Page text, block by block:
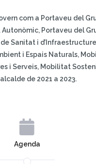
com a Portaveu del
Portaveu del
Sanitat i
i Espais Naturals,
i Serveis, Mobilitat
de 2021 a 2023.
Agenda